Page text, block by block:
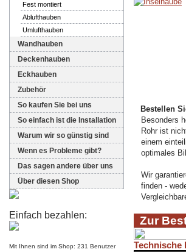
Fest montiert
Ablufthauben
Umlufthauben
Wandhauben
Deckenhauben
Eckhauben
Zubehör
So kaufen Sie bei uns
So einfach ist die Installation
Warum wir so günstig sind
Wenn es Probleme gibt?
Das sagen andere über uns
Über diesen Shop
Einfach bezahlen:
Mit Ihnen sind im Shop: 231 Benutzer
Bestellen
Besonders
Rohr ist
einem
optimales
Wir
finden -
Zur
Technische